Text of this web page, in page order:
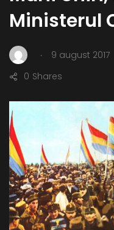
Ministerul
. 9 august 2017
Shares
0